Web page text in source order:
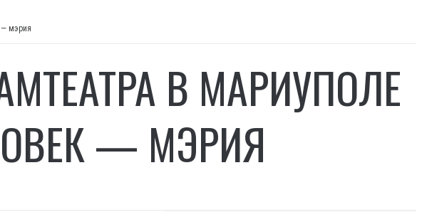
— мэрия
В МАРИУПОЛЕ
— МЭРИЯ